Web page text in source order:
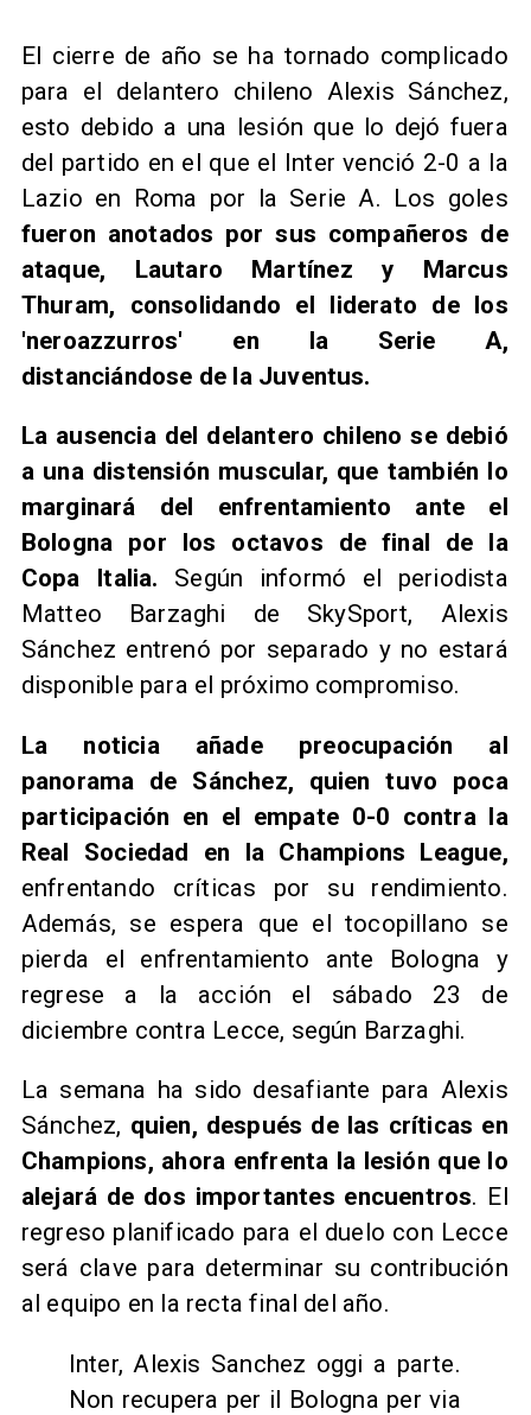
El cierre de año se ha tornado complicado
para el delantero chileno Alexis Sánchez,
esto debido a una lesión que lo dejó fuera
del partido en el que el Inter venció 2-0 a la
Lazio en Roma por la Serie A. Los goles
fueron anotados por sus compañeros de
ataque, Lautaro Martínez y Marcus
Thuram, consolidando el liderato de los
'neroazzurros' en la Serie A,
distanciándose de la Juventus.
La ausencia del delantero chileno se debió
a una distensión muscular, que también lo
marginará del enfrentamiento ante el
Bologna por los octavos de final de la
Copa Italia. Según informó el periodista
Matteo Barzaghi de SkySport, Alexis
Sánchez entrenó por separado y no estará
disponible para el próximo compromiso.
La noticia añade preocupación al
panorama de Sánchez, quien tuvo poca
participación en el empate 0-0 contra la
Real Sociedad en la Champions League,
enfrentando críticas por su rendimiento.
Además, se espera que el tocopillano se
pierda el enfrentamiento ante Bologna y
regrese a la acción el sábado 23 de
diciembre contra Lecce, según Barzaghi.
La semana ha sido desafiante para Alexis
Sánchez, quien, después de las críticas en
Champions, ahora enfrenta la lesión que lo
alejará de dos importantes encuentros. El
regreso planificado para el duelo con Lecce
será clave para determinar su contribución
al equipo en la recta final del año.
Inter, Alexis Sanchez oggi a parte.
Non recupera per il Bologna per via